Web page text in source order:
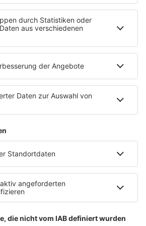
eröffnet neues
hat ein neues Fahrradparkhaus
der Medizinischen Klinik bietet es
Photovoltaikanlage auf dem …